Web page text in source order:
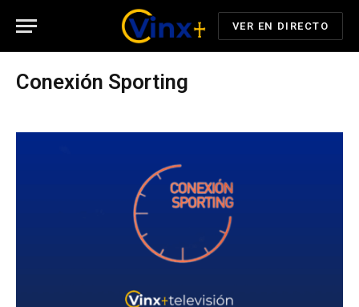
VER EN DIRECTO
Conexión Sporting